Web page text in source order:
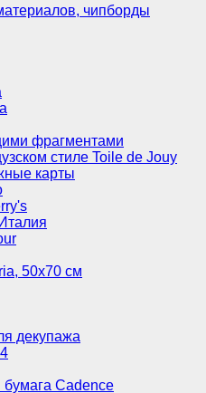
чипборды
фрагментами
стиле Toile de Jouy
карты
50х70 см
декупажа
Cadence